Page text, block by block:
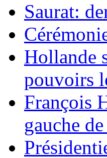
Saurat:
Hollande
pouvoirs
François
gauche